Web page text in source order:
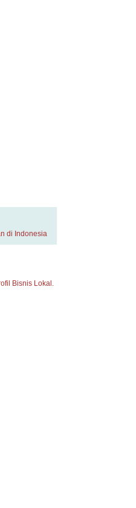
di Indonesia
Bisnis Lokal.